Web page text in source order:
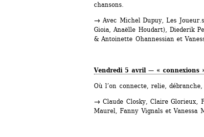
chansons.
→ Avec Michel Dupuy, Les
Gioia, Anaëlle Houdart), Diederik
& Antoinette Ohannessian et
Vendredi 5 avril — « connexions
Où l’on connecte, relie,
→ Claude Closky, Claire Glorieux,
Maurel, Fanny Vignals et Vanessa